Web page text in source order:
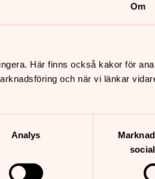
Om
Här finns också kakor för
och när vi länkar
Analys